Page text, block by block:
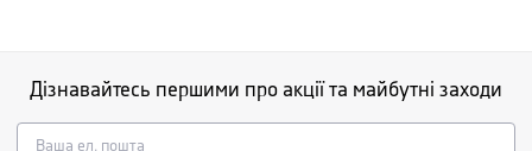
Дізнавайтесь першими про акції та майбутні заходи